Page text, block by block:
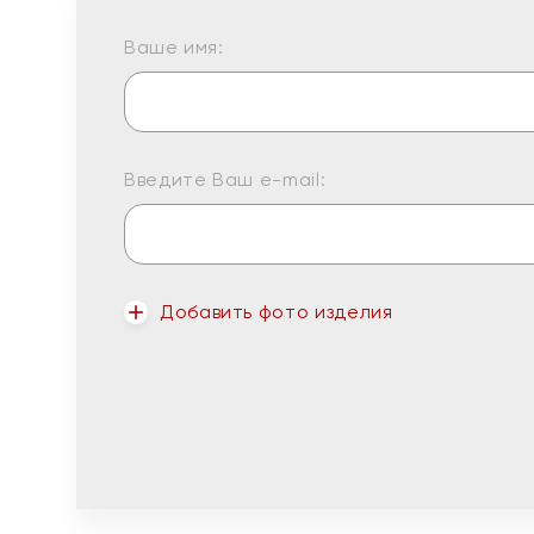
Ваше имя:
Введите Ваш e-mail:
Добавить фото изделия